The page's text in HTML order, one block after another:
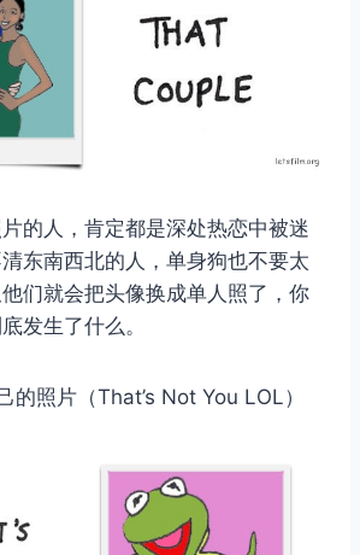
的人，肯定都是深处热恋中被迷
东南西北的人，单身狗也不要太
们就会把头像换成单人照了，你
发生了什么。
的照片（That’s Not You LOL）